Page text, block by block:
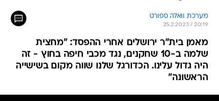
מערכת וואלה ספורט
25.2.2023 / 20:19
מאמן בית"ר ירושלים אחרי ההפסד: "מחצית
שלמה ב-10 שחקנים, נגד מכבי חיפה בחוץ - זה
היה גדול עלינו. הכדורגל שלנו שווה מקום בשישייה
הראשונה"